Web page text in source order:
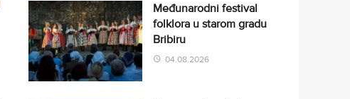
Međunarodni festival
folklora u starom gradu
Bribiru
04.08.2026